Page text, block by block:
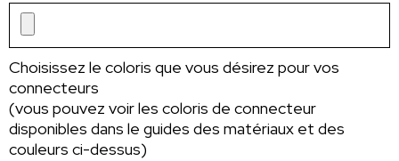
Choisissez le coloris que vous désirez pour vos
connecteurs
(vous pouvez voir les coloris de connecteur
disponibles dans le guides des matériaux et des
couleurs ci-dessus)